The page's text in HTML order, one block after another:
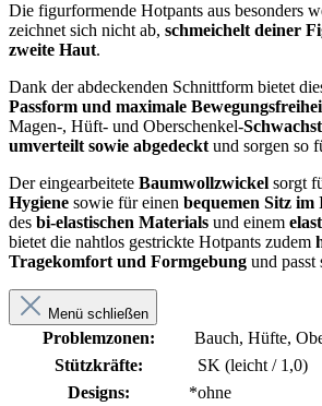
Die figurformende Hotpants aus besonders
zeichnet sich nicht ab, schmeichelt deiner
zweite Haut.
Dank der abdeckenden Schnittform bietet
Passform und maximale
Magen-, Hüft- und Oberschenkel-
umverteilt sowie abgedeckt und sorgen so
Der eingearbeitete Baumwollzwickel sorgt
Hygiene sowie für einen bequemen Sitz
des bi-elastischen Materials und einem
bietet die nahtlos gestrickte Hotpants zudem
Tragekomfort und Formgebung und passt
Menü schließen
Problemzonen:
Bauch, Hüfte,
Stützkräfte:
SK (leicht / 1,0)
Designs:
*ohne